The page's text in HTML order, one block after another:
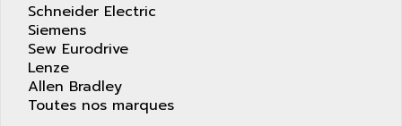
Schneider Electric
Siemens
Sew Eurodrive
Lenze
Allen Bradley
Toutes nos marques